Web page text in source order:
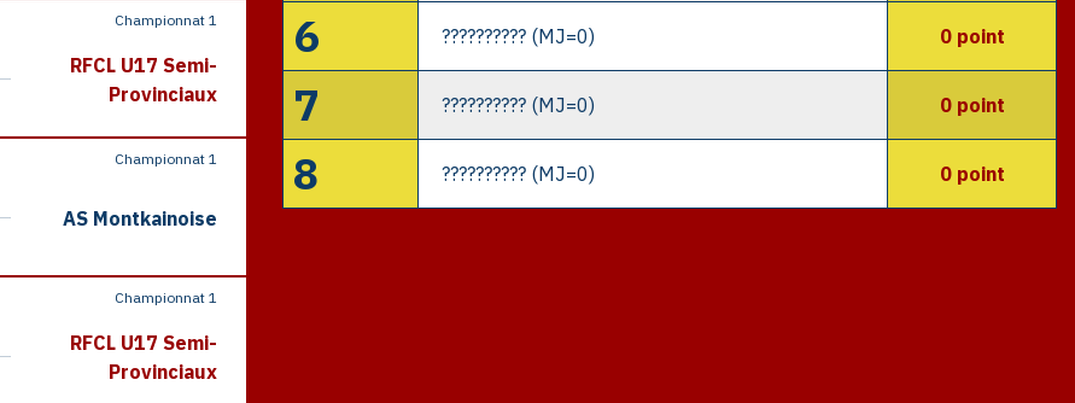
Championnat 1
RFCL U17 Semi-
Provinciaux
Championnat 1
AS Montkainoise
Championnat 1
RFCL U17 Semi-
Provinciaux
6 ?????????? (MJ=0) 0 point
7 ?????????? (MJ=0) 0 point
8 ?????????? (MJ=0) 0 point